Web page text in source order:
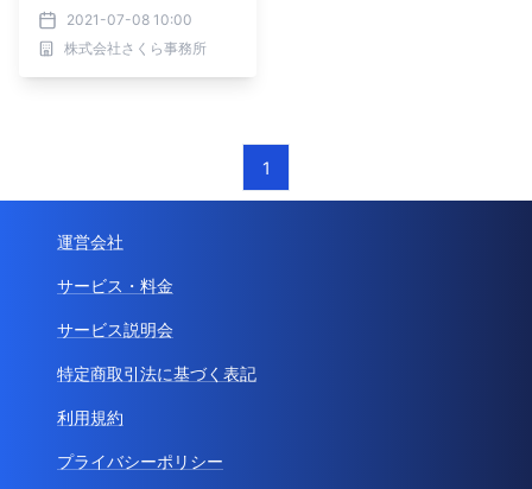
見積りチェック！！
2021-07-08 10:00
株式会社さくら事務所
1
運営会社
サービス・料金
サービス説明会
特定商取引法に基づく表記
利用規約
プライバシーポリシー